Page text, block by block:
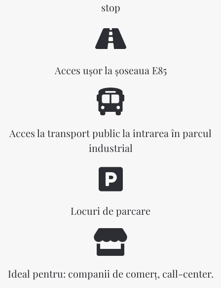
stop
Acces ușor la șoseaua E85
Acces la transport public la intrarea în parcul
industrial
Locuri de parcare
Ideal pentru: companii de comerț, call-center.